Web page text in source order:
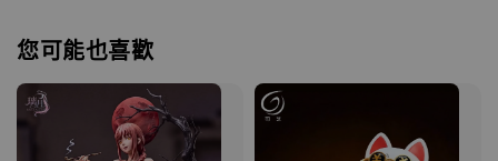
您可能也喜歡